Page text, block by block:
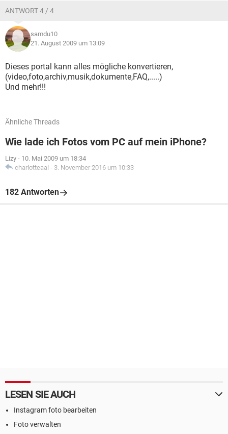
ANTWORT 4 / 4
samdu10
21. August 2009 um 13:09
Dieses portal kann alles mögliche konvertieren,
(video,foto,archiv,musik,dokumente,FAQ,.....)
Und mehr!!!
Ähnliche Threads
Wie lade ich Fotos vom PC auf mein iPhone?
Lizy - 10. Mai 2009 um 18:34
charlotteaal - 3. November 2016 um 10:33
182 Antworten
LESEN SIE AUCH
Instagram foto bearbeiten
Foto verwalten